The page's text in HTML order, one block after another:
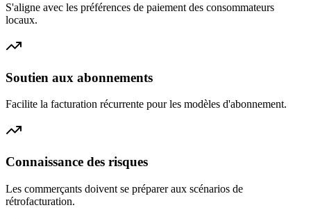
S'aligne avec les préférences de paiement des consommateurs
locaux.
Soutien aux abonnements
Facilite la facturation récurrente pour les modèles d'abonnement.
Connaissance des risques
Les commerçants doivent se préparer aux scénarios de
rétrofacturation.